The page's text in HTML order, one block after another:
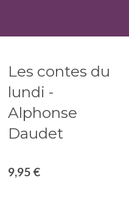
Les contes du
lundi -
Alphonse
Daudet
9,95 €